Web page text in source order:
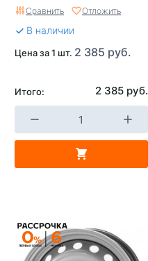
Сравнить Отложить
В наличии
Цена за 1 шт. 2 385 руб.
Итого: 2 385 руб.